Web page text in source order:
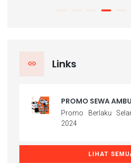
Links
PROMO SEWA
Promo Berlaku
2024
LIHAT